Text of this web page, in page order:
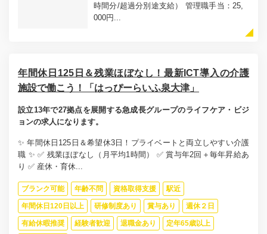
時間分/超過分別途支給） 管理職手当：25,
000円...
年間休日125日＆残業ほぼなし！最新ICT導入の介護
施設で働こう！「はっぴーらいふ泉大津」
設立13年で27拠点を展開する急成長グループのライフケア・ビジ
ョンの求人になります。
✨ 年間休日125日＆希望休3日！プライベートと両立しやすい介護
職 ✨ ✅ 残業ほぼなし（月平均1時間） ✅ 賞与年2回＋毎年昇給あ
り ✅ 産休・育休...
ブランク可能 年齢不問 資格取得支援 駅近
年間休日120日以上 研修制度あり 賞与あり 週休２日
有給休暇推奨 経験者歓迎 退職金あり 定年65歳以上